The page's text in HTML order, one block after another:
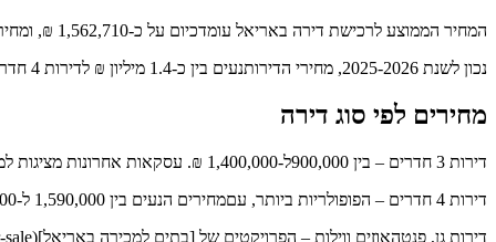
המחיר הממוצע לרכישת דירה באריאל עומדכיום על כ-1,562,710 ₪, ומחיר השכירות הממוצע על כ-4,200 ₪ לחודש. Madlan
נכון לשנת 2025-2026, מחירי הדירותנעים בין כ-1.4 מיליון ₪ לדירות 4 חדרים סטנדרטיות ועד מעל 2.6 מיליון ₪ עבורדירות יוקרה כמו פנטהאוזים ודופלקסים. NewKey
מחירים לפי סוג דירה
דירות 3 חדרים – בין 900,000ל-1,400,000 ₪. עסקאות אחרונות מציגות למשל דירת 3 חדרים ברחוב יפה נוף שנמכרהב-1.33 מיליון ₪. Madlan
דירות 4 חדרים – הפופולריות ביותר, עםמחירים הנעים בין 1,590,000 ל-1,870,000 ₪ בשכונות השונות. Madlan